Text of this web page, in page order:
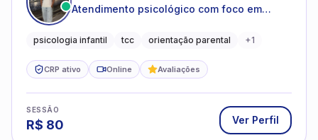
Atendimento psicológico com foco em
promovendo equilíbrio emocional e
psicologia infantil tcc orientação parental +1
CRP ativo Online Avaliações
SESSÃO
R$ 80 Ver Perfil